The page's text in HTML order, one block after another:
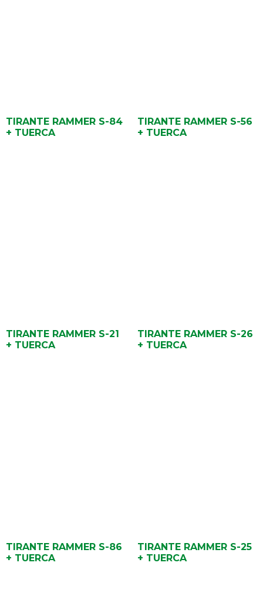
TIRANTE RAMMER S-84
+ TUERCA
TIRANTE RAMMER S-56
+ TUERCA
TIRANTE RAMMER S-21
+ TUERCA
TIRANTE RAMMER S-26
+ TUERCA
TIRANTE RAMMER S-86
+ TUERCA
TIRANTE RAMMER S-25
+ TUERCA